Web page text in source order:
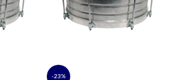
-23%